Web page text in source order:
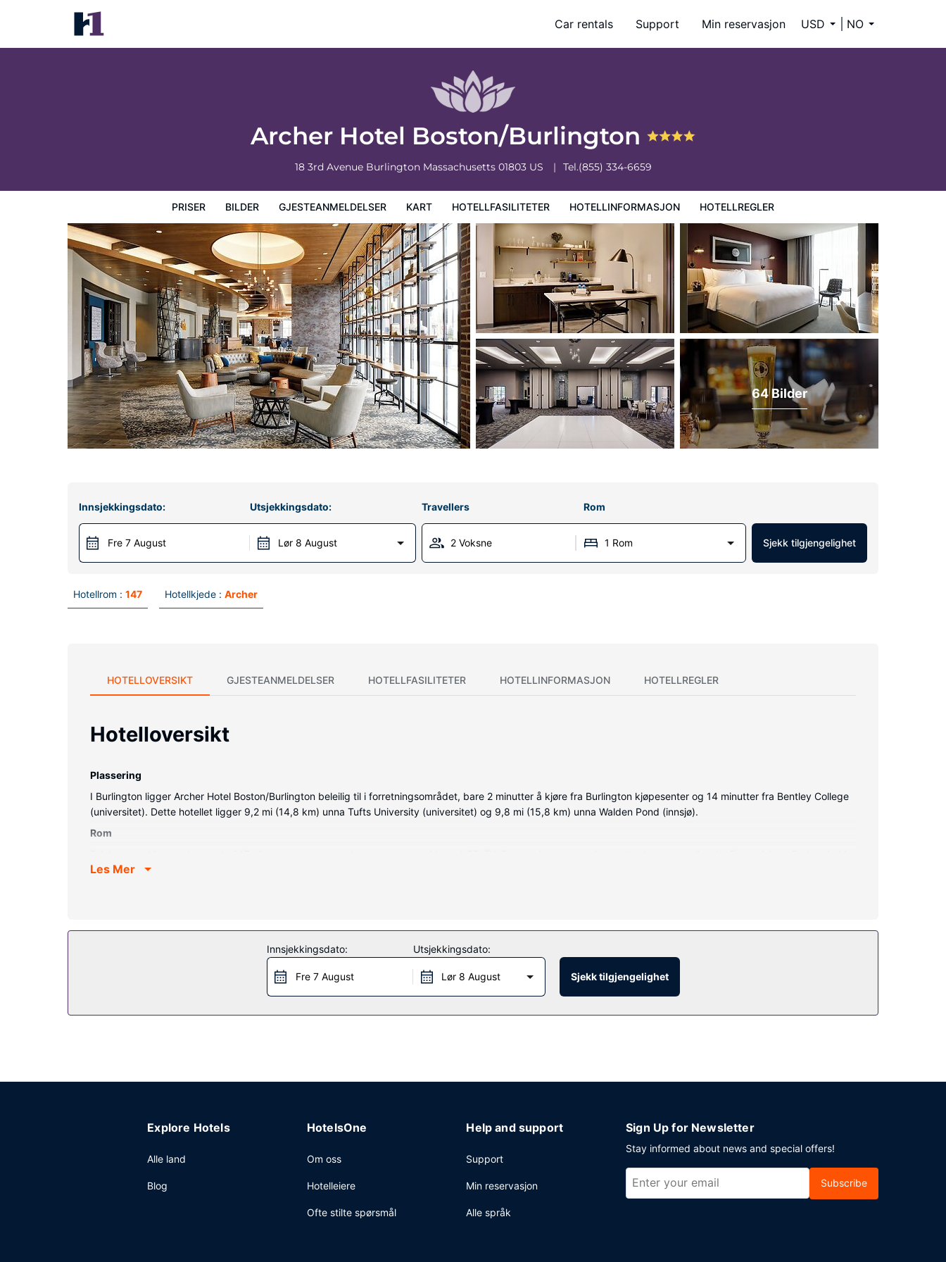
Car rentals Support Min reservasjon USD NO
Archer Hotel Boston/Burlington
18 3rd Avenue Burlington Massachusetts 01803 US Tel.(855) 334-6659
PRISER BILDER GJESTEANMELDELSER KART HOTELLFASILITETER HOTELLINFORMASJON HOTELLREGLER
Archer Hotel Boston/Burlington
Priser
64 Bilder
Innsjekkingsdato:
Fre 7 August
Utsjekkingsdato:
Lør 8 August
Travellers Rom
2 Voksne 1 Rom Sjekk tilgjengelighet
Hotellrom : 147 Hotellkjede : Archer
HOTELLOVERSIKT GJESTEANMELDELSER HOTELLFASILITETER HOTELLINFORMASJON HOTELLREGLER
Hotelloversikt
Plassering
I Burlington ligger Archer Hotel Boston/Burlington beleilig til i forretningsområdet, bare 2 minutter å kjøre fra Burlington kjøpesenter og 14 minutter fra Bentley College
(universitet). Dette hotellet ligger 9,2 mi (14,8 km) unna Tufts University (universitet) og 9,8 mi (15,8 km) unna Walden Pond (innsjø).
Rom
deg oppdatert med wi-fi (inkludert) på rommet, og underholdningen er sikret med kabel-TV. Rommene har privat bad med designertoalettartikler og hårføner.
Smak på amerikanske retter på AKB, a hotel bar, en restaurant med en bar/lounge, eller bli på rommet og benytt deg av romservice (på fastsatte tidspunkter).
Komplett frokost serveres fra kl. 06.30 til kl. 10.00 på hverdagene og fra kl. 07.00 til kl. 11.00 i helgene, mot et tillegg.
Les Mer
Innsjekkingsdato:
Fre 7 August
Utsjekkingsdato:
Lør 8 August Sjekk tilgjengelighet
Explore Hotels
Alle land
Blog
HotelsOne
Om oss
Hotelleiere
Ofte stilte spørsmål
Help and support
Support
Min reservasjon
Alle språk
Sign Up for Newsletter
Stay informed about news and special offers!
Subscribe